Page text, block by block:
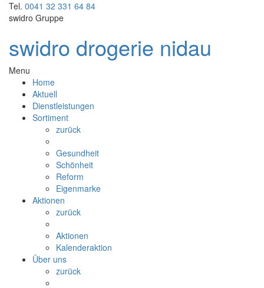
Tel. 0041 32 331 64 84
swidro Gruppe
swidro drogerie nidau
Menu
Home
Aktuell
Dienstleistungen
Sortiment
zurück
Gesundheit
Schönheit
Reform
Eigenmarke
Aktionen
zurück
Aktionen
Kalenderaktion
Über uns
zurück